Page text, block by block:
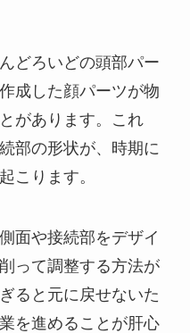
どろいどの頭部パー
成した顔パーツが物
があります。これ
部の形状が、時期に
こります。
面や接続部をデザイ
って調整する方法が
ると元に戻せないた
を進めることが肝心